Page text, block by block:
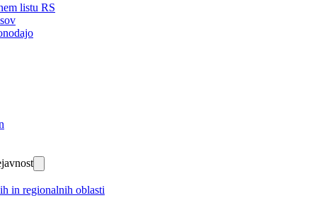
listu RS
in regionalnih oblasti